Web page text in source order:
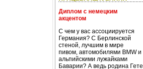
Диплом с немецким
акцентом
С чем у вас ассоциируется
Германия? С Берлинской
стеной, лучшим в мире
пивом, автомобилями BMW и
альпийскими лужайками
Баварии? А ведь родина Гете